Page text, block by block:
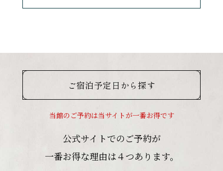
ご宿泊予定日から探す
当館のご予約は当サイトが一番お得です
公式サイトでのご予約が
一番お得な理由は４つあります。